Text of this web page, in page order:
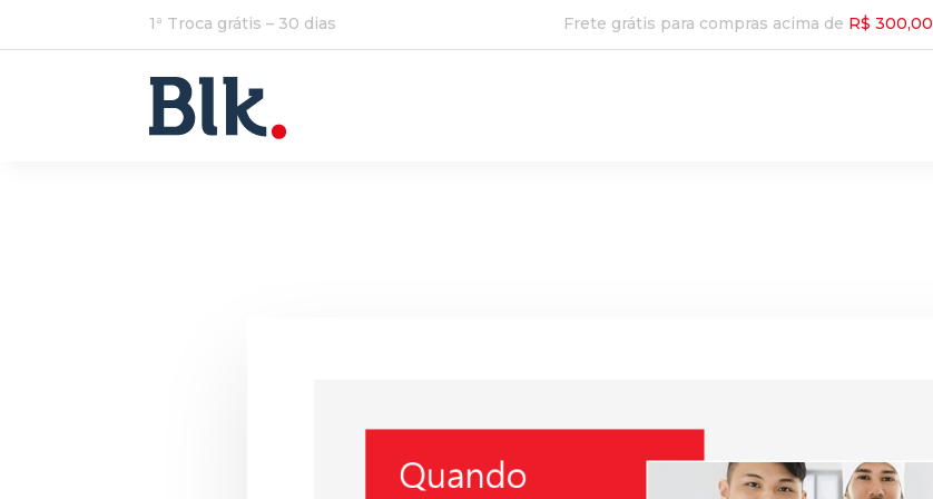
1ª Troca grátis – 30 dias Frete grátis para compras acima de R$ 300,00